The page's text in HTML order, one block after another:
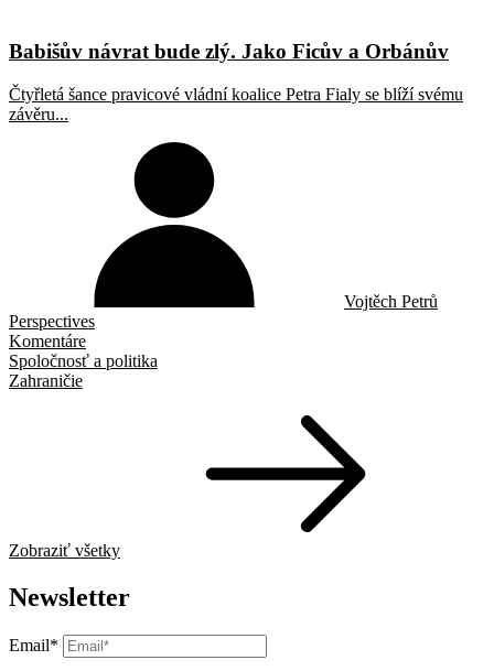
Babišův návrat bude zlý. Jako Ficův a Orbánův
Čtyřletá šance pravicové vládní koalice Petra Fialy se blíží svému
závěru...
Vojtěch Petrů
Perspectives
Komentáre
Spoločnosť a politika
Zahraničie
Zobraziť všetky
Newsletter
Email*